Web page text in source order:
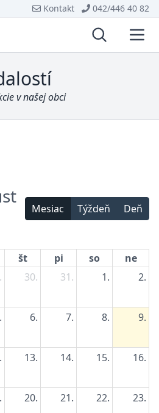
Kontakt 042/446 40 82
Vyhľadávanie
v našej obci
Mesiac Týždeň Deň
št pi so
ne
30. 31. 1. 2.
6. 7. 8. 9.
13. 14. 15. 16.
20. 21. 22. 23.